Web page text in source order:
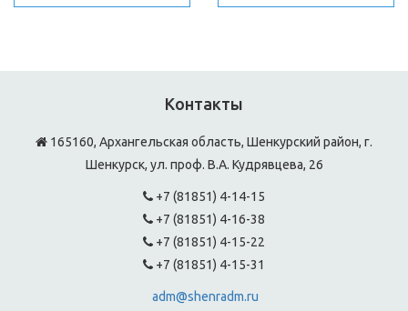
Контакты
165160, Архангельская область, Шенкурский район, г.
Шенкурск, ул. проф. В.А. Кудрявцева, 26
+7 (81851) 4-14-15
+7 (81851) 4-16-38
+7 (81851) 4-15-22
+7 (81851) 4-15-31
adm@shenradm.ru